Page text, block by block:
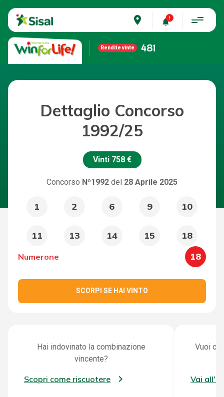
place
Rendite vinte 481
Dettaglio Concorso
1992/25
Vinti 758 €
Concorso Nº1992 del 28 Aprile 2025
1 2 6 9 10
11 13 14 15 18
Numerone 18
SCORPI SE HAI VINTO
Hai indovinato la combinazione
vincente?
Scopri come riscuotere
Vuoi
Vai